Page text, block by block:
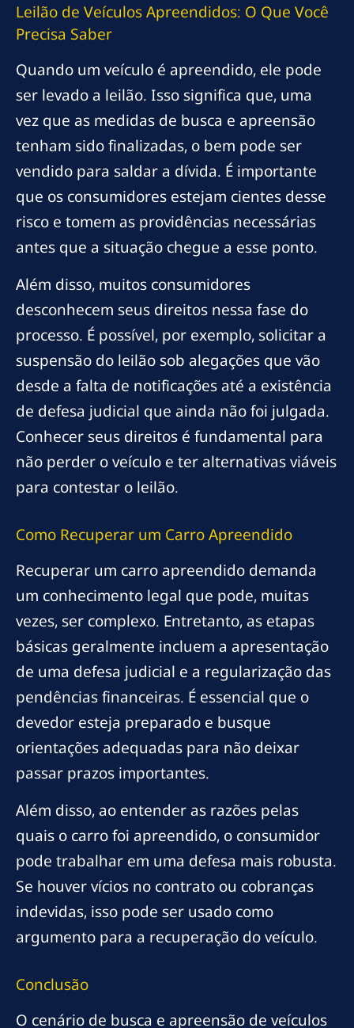
Leilão de Veículos Apreendidos: O Que Você
Precisa Saber
Quando um veículo é apreendido, ele pode
ser levado a leilão. Isso significa que, uma
vez que as medidas de busca e apreensão
tenham sido finalizadas, o bem pode ser
vendido para saldar a dívida. É importante
que os consumidores estejam cientes desse
risco e tomem as providências necessárias
antes que a situação chegue a esse ponto.
Além disso, muitos consumidores
desconhecem seus direitos nessa fase do
processo. É possível, por exemplo, solicitar a
suspensão do leilão sob alegações que vão
desde a falta de notificações até a existência
de defesa judicial que ainda não foi julgada.
Conhecer seus direitos é fundamental para
não perder o veículo e ter alternativas viáveis
para contestar o leilão.
Como Recuperar um Carro Apreendido
Recuperar um carro apreendido demanda
um conhecimento legal que pode, muitas
vezes, ser complexo. Entretanto, as etapas
básicas geralmente incluem a apresentação
de uma defesa judicial e a regularização das
pendências financeiras. É essencial que o
devedor esteja preparado e busque
orientações adequadas para não deixar
passar prazos importantes.
Além disso, ao entender as razões pelas
quais o carro foi apreendido, o consumidor
pode trabalhar em uma defesa mais robusta.
Se houver vícios no contrato ou cobranças
indevidas, isso pode ser usado como
argumento para a recuperação do veículo.
Conclusão
O cenário de busca e apreensão de veículos